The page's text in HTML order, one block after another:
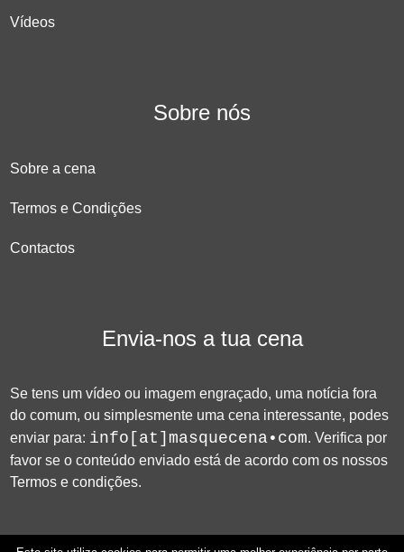
Vídeos
Sobre nós
Sobre a cena
Termos e Condições
Contactos
Envia-nos a tua cena
Se tens um vídeo ou imagem engraçado, uma notícia fora
do comum, ou simplesmente uma cena interessante, podes
enviar para: info[at]masquecena•com. Verifica por
favor se o conteúdo enviado está de acordo com os nossos
Termos e condições.